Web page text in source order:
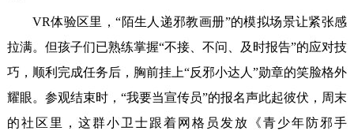
VR体验区里，“陌生人递邪教画册”的模拟场景让紧张感
拉满。但孩子们已熟练掌握“不接、不问、及时报告”的应对技
巧，顺利完成任务后，胸前挂上“反邪小达人”勋章的笑脸格外
耀眼。参观结束时，“我要当宣传员”的报名声此起彼伏，周末
的社区里，这群小卫士跟着网格员发放《青少年防邪手